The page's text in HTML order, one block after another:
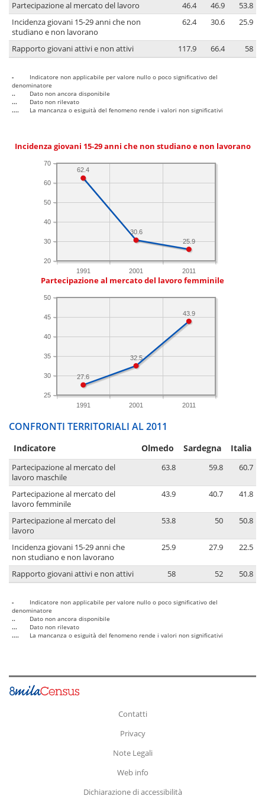
Partecipazione al mercato del lavoro 46.4 46.9
53.8
Incidenza giovani 15-29 anni che non
studiano e non lavorano
62.4 30.6 25.9
Rapporto giovani attivi e non attivi 117.9 66.4 58
-
Indicatore non applicabile per valore nullo o poco significativo del
denominatore
..
Dato non ancora disponibile
...
Dato non rilevato
....
La mancanza o esiguità del fenomeno rende i valori non significativi
Incidenza giovani 15-29 anni che non studiano e non lavorano
1991 2001 2011
20
30
40
50
60
70
25.9
30.6
62.4
Partecipazione al mercato del lavoro femminile
1991 2001 2011
25
30
35
40
45
50
43.9
32.5
27.6
CONFRONTI TERRITORIALI AL 2011
Indicatore Olmedo Sardegna Italia
Partecipazione al mercato del
lavoro maschile
63.8 59.8 60.7
Partecipazione al mercato del
lavoro femminile
43.9 40.7 41.8
Partecipazione al mercato del
lavoro
53.8 50 50.8
Incidenza giovani 15-29 anni che
non studiano e non lavorano
25.9 27.9 22.5
Rapporto giovani attivi e non attivi 58 52 50.8
-
Indicatore non applicabile per valore nullo o poco significativo del
denominatore
..
Dato non ancora disponibile
...
Dato non rilevato
....
La mancanza o esiguità del fenomeno rende i valori non significativi
Contatti
Privacy
Note Legali
Web info
Dichiarazione di accessibilità